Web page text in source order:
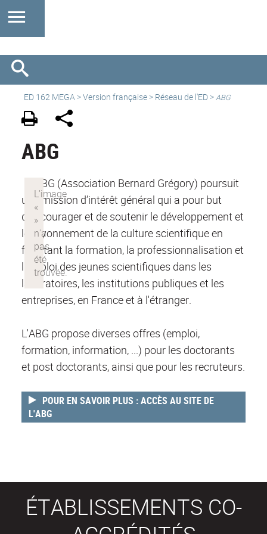
ED 162 MEGA >Version française > Réseau de l'ED >ABG
ABG
L'ABG (Association Bernard Grégory) poursuit
une mission d’intérêt général qui a pour but
d'encourager et de soutenir le développement et
le rayonnement de la culture scientifique en
facilitant la formation, la professionnalisation et
l'emploi des jeunes scientifiques dans les
laboratoires, les institutions publiques et les
entreprises, en France et à l'étranger.
L'ABG propose diverses offres (emploi,
formation, information, ...) pour les doctorants
et post doctorants, ainsi que pour les recruteurs.
POUR EN SAVOIR PLUS : ACCÈS AU SITE DE
L'ABG
ÉTABLISSEMENTS CO-